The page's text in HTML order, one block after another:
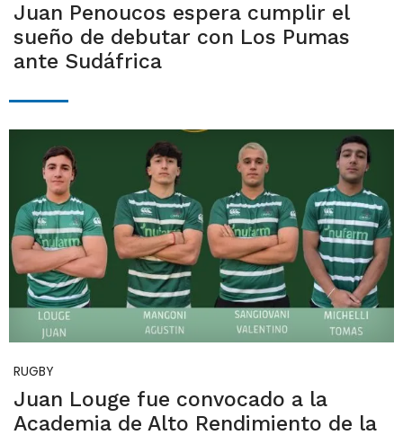
Juan Penoucos espera cumplir el
sueño de debutar con Los Pumas
ante Sudáfrica
RUGBY
Juan Louge fue convocado a la
Academia de Alto Rendimiento de la